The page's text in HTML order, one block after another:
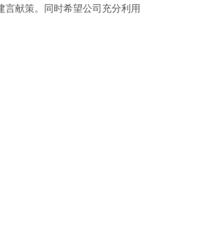
献策。同时希望公司充分利用